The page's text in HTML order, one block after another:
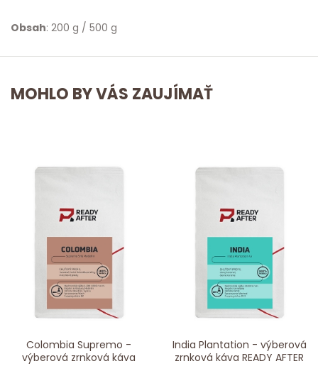
Obsah: 200 g / 500 g
MOHLO BY VÁS ZAUJÍMAŤ
Colombia Supremo -
výberová zrnková káva
India Plantation - výberová
zrnková káva READY AFTER